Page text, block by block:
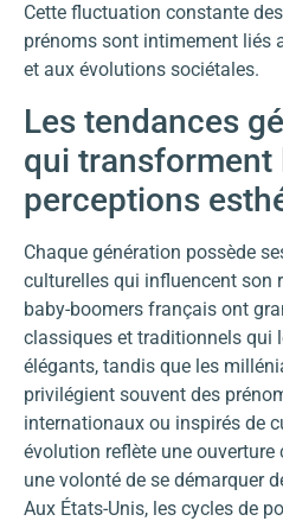
Cette fluctuation constante
prénoms sont intimement liés
et aux évolutions sociétales.
Les tendances
qui transforment
perceptions
Chaque génération possède
culturelles qui influencent son
baby-boomers français ont
classiques et traditionnels qui
élégants, tandis que les
privilégient souvent des
internationaux ou inspirés de
évolution reflète une
une volonté de se démarquer
Aux États-Unis, les cycles de